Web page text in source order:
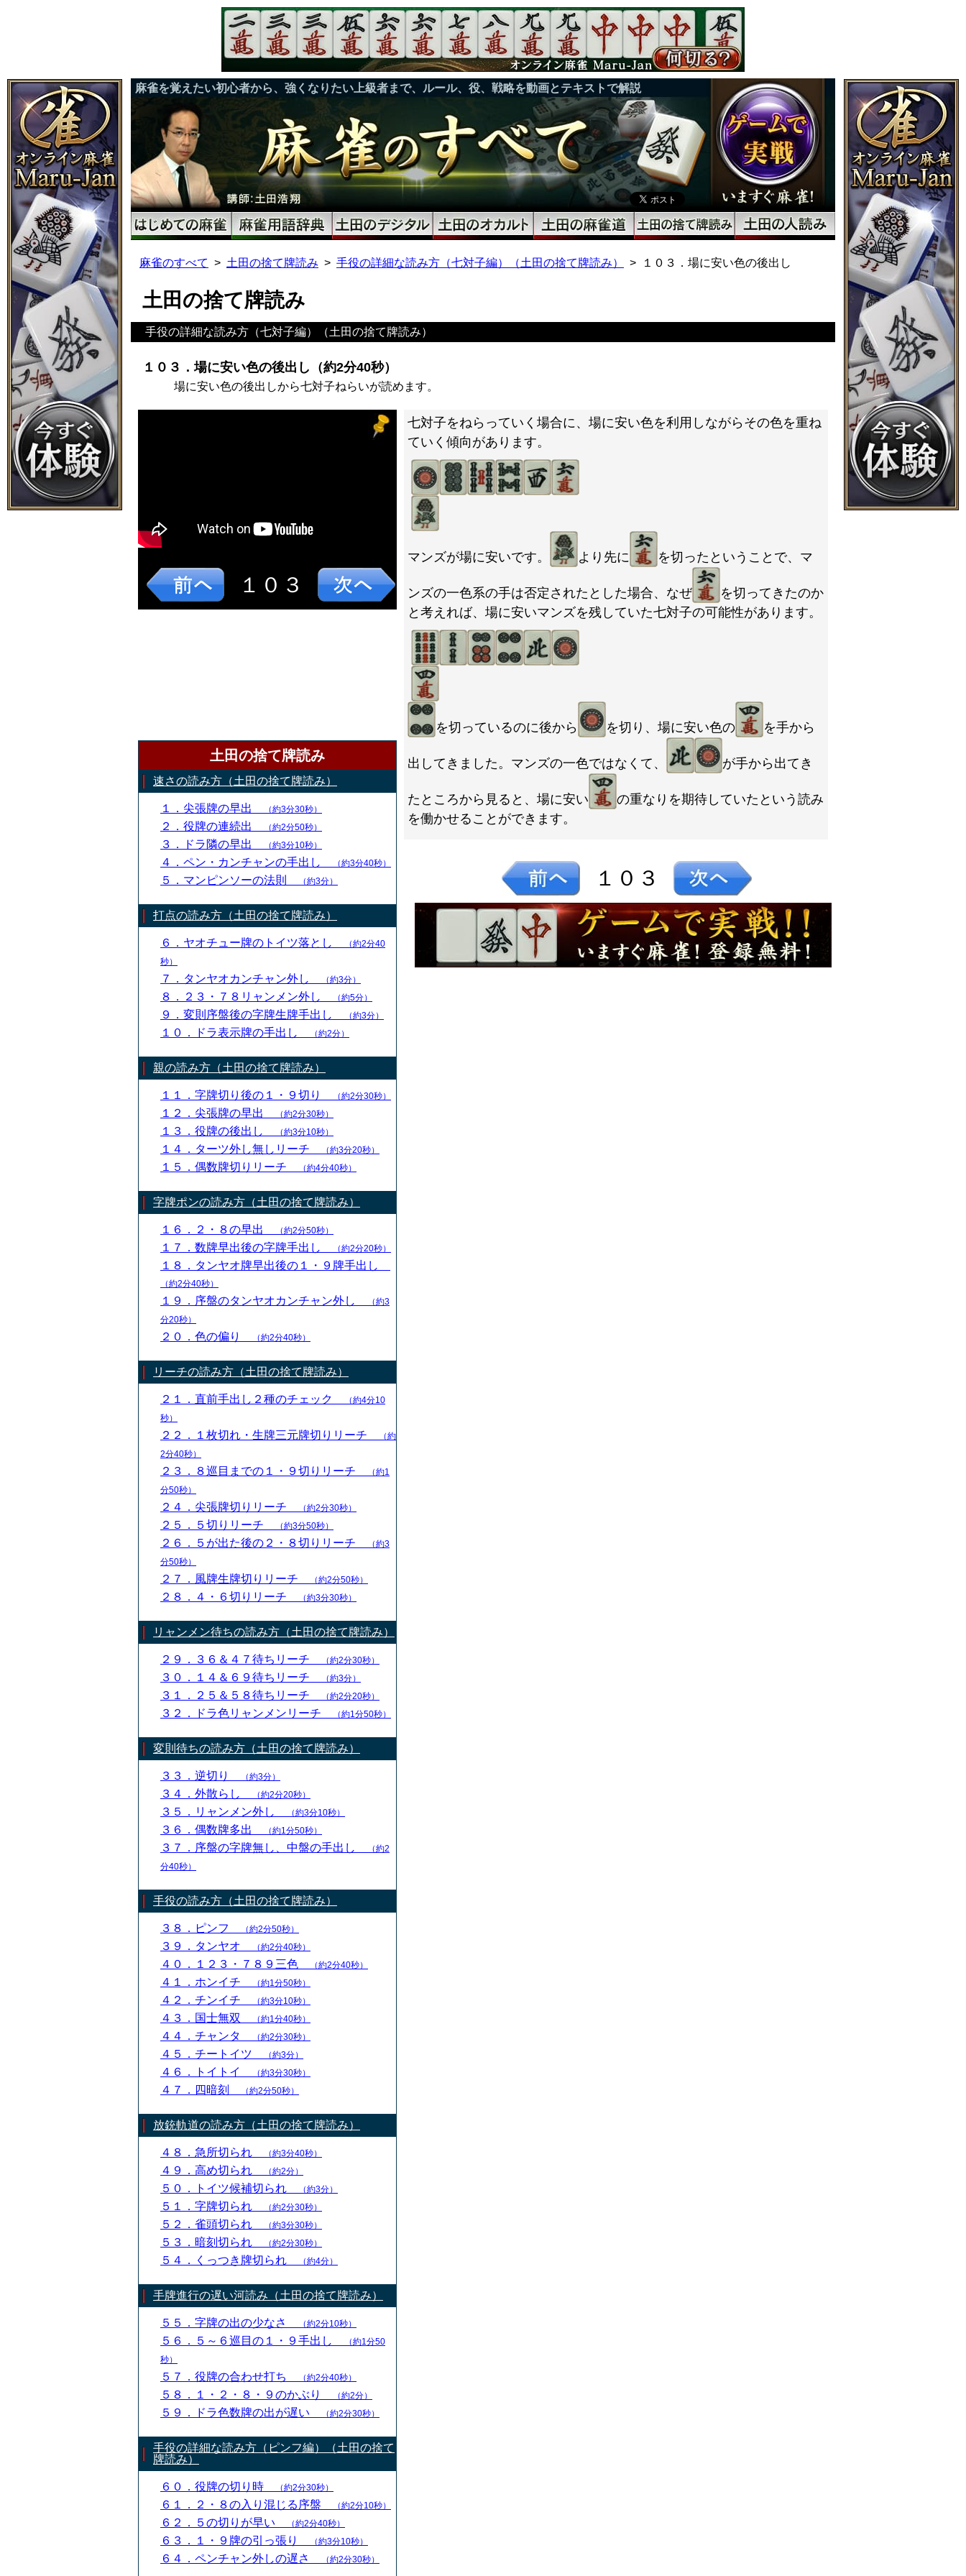
麻雀を覚えたい初心者から、強くなりたい上級者まで、ルール、役、戦略を動画とテキストで解説
麻雀のすべて 土田の捨て牌読み 手役の詳細な読み方（七対子編）（土田の捨て牌読み） １０３．場に安い色の後出し
土田の捨て牌読み
手役の詳細な読み方（七対子編）（土田の捨て牌読み）
１０３．場に安い色の後出し（約2分40秒）
場に安い色の後出しから七対子ねらいが読めます。
１０３
土田の捨て牌読み
速さの読み方（土田の捨て牌読み）
１．尖張牌の早出 （約3分30秒）
２．役牌の連続出 （約2分50秒）
３．ドラ隣の早出 （約3分10秒）
４．ペン・カンチャンの手出し （約3分40秒）
５．マンピンソーの法則 （約3分）
打点の読み方（土田の捨て牌読み）
６．ヤオチュー牌のトイツ落とし
（約2分40
秒）
７．タンヤオカンチャン外し （約3分）
８．２３・７８リャンメン外し （約5分）
９．変則序盤後の字牌生牌手出し （約3分）
１０．ドラ表示牌の手出し （約2分）
親の読み方（土田の捨て牌読み）
１１．字牌切り後の１・９切り （約2分30秒）
１２．尖張牌の早出 （約2分30秒）
１３．役牌の後出し （約3分10秒）
１４．ターツ外し無しリーチ （約3分20秒）
１５．偶数牌切りリーチ （約4分40秒）
字牌ポンの読み方（土田の捨て牌読み）
１６．２・８の早出 （約2分50秒）
１７．数牌早出後の字牌手出し （約2分20秒）
１８．タンヤオ牌早出後の１・９牌手出し
（約2分40秒）
１９．序盤のタンヤオカンチャン外し
（約3
分20秒）
２０．色の偏り （約2分40秒）
リーチの読み方（土田の捨て牌読み）
２１．直前手出し２種のチェック
（約4分10
秒）
２２．１枚切れ・生牌三元牌切りリーチ
（約
2分40秒）
２３．８巡目までの１・９切りリーチ
（約1
分50秒）
２４．尖張牌切りリーチ （約2分30秒）
２５．５切りリーチ （約3分50秒）
２６．５が出た後の２・８切りリーチ
（約3
分50秒）
２７．風牌生牌切りリーチ （約2分50秒）
２８．４・６切りリーチ （約3分30秒）
リャンメン待ちの読み方（土田の捨て牌読み）
２９．３６＆４７待ちリーチ （約2分30秒）
３０．１４＆６９待ちリーチ （約3分）
３１．２５＆５８待ちリーチ （約2分20秒）
３２．ドラ色リャンメンリーチ （約1分50秒）
変則待ちの読み方（土田の捨て牌読み）
３３．逆切り （約3分）
３４．外散らし （約2分20秒）
３５．リャンメン外し （約3分10秒）
３６．偶数牌多出 （約1分50秒）
３７．序盤の字牌無し、中盤の手出し
（約2
分40秒）
手役の読み方（土田の捨て牌読み）
３８．ピンフ （約2分50秒）
３９．タンヤオ （約2分40秒）
４０．１２３・７８９三色 （約2分40秒）
４１．ホンイチ （約1分50秒）
４２．チンイチ （約3分10秒）
４３．国士無双 （約1分40秒）
４４．チャンタ （約2分30秒）
４５．チートイツ （約3分）
４６．トイトイ （約3分30秒）
４７．四暗刻 （約2分50秒）
放銃軌道の読み方（土田の捨て牌読み）
４８．急所切られ （約3分40秒）
４９．高め切られ （約2分）
５０．トイツ候補切られ （約3分）
５１．字牌切られ （約2分30秒）
５２．雀頭切られ （約3分30秒）
５３．暗刻切られ （約2分30秒）
５４．くっつき牌切られ （約4分）
手牌進行の遅い河読み（土田の捨て牌読み）
５５．字牌の出の少なさ （約2分10秒）
５６．５～６巡目の１・９手出し
（約1分50
秒）
５７．役牌の合わせ打ち （約2分40秒）
５８．１・２・８・９のかぶり （約2分）
５９．ドラ色数牌の出が遅い （約2分30秒）
手役の詳細な読み方（ピンフ編）（土田の捨て
牌読み）
６０．役牌の切り時 （約2分30秒）
６１．２・８の入り混じる序盤 （約2分10秒）
６２．５の切りが早い （約2分40秒）
６３．１・９牌の引っ張り （約3分10秒）
６４．ペンチャン外しの遅さ （約2分30秒）
七対子をねらっていく場合に、場に安い色を利用しながらその色を重ね
ていく傾向があります。
マンズが場に安いです。 より先に を切ったということで、マ
ンズの一色系の手は否定されたとした場合、なぜ
を切ってきたのか
と考えれば、場に安いマンズを残していた七対子の可能性があります。
を切っているのに後から を切り、場に安い色の を手から
出してきました。マンズの一色ではなくて、 が手から出てき
たところから見ると、場に安い
の重なりを期待していたという読み
を働かせることができます。
１０３